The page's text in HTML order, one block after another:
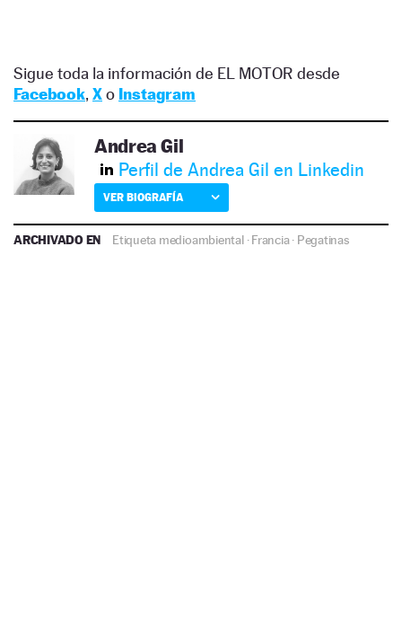
Sigue toda la información de EL MOTOR desde
Facebook, Xo Instagram
Andrea Gil
Perfil de Andrea Gil en Linkedin
VER BIOGRAFÍA
ARCHIVADO EN Etiqueta medioambiental·Francia· Pegatinas